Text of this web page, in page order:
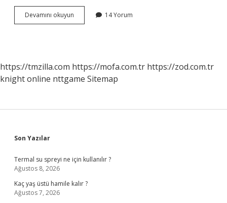
Devamını okuyun
Yaşındaki
14 Yorum
https://tmzilla.com https://mofa.com.tr https://zod.com.tr
knight online nttgame Sitemap
Sidebar
Son Yazılar
Termal su spreyi ne için kullanılır ?
Ağustos 8, 2026
Kaç yaş üstü hamile kalır ?
Ağustos 7, 2026